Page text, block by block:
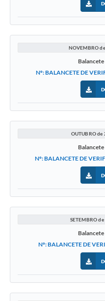
NOVEMBRO
Nº: BALANCETE DE
OUTUBRO
Nº: BALANCETE DE
SETEMBRO
Nº: BALANCETE DE